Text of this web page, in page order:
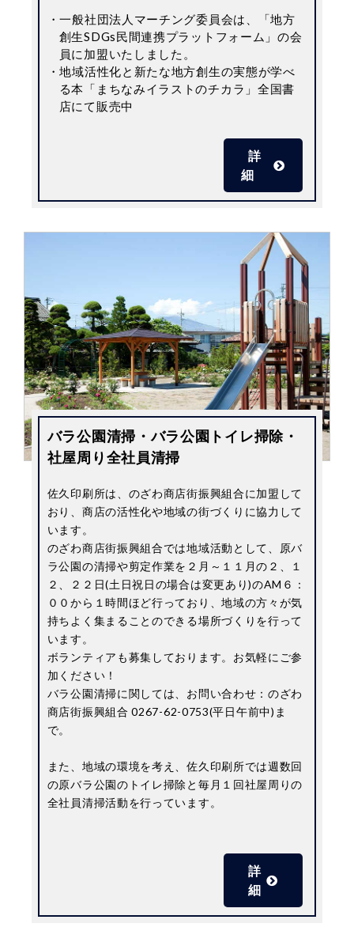
・一般社団法人マーチング委員会は、「地方
創生SDGs民間連携プラットフォーム」の会
員に加盟いたしました。
・地域活性化と新たな地方創生の実態が学べ
る本「まちなみイラストのチカラ」全国書
店にて販売中
詳
細
バラ公園清掃・バラ公園トイレ掃除・
社屋周り全社員清掃
佐久印刷所は、のざわ商店街振興組合に加盟して
おり、商店の活性化や地域の街づくりに協力して
います。
のざわ商店街振興組合では地域活動として、原バ
ラ公園の清掃や剪定作業を２月～１１月の２、１
２、２２日(土日祝日の場合は変更あり)のAM６：
００から１時間ほど行っており、地域の方々が気
持ちよく集まることのできる場所づくりを行って
います。
ボランティアも募集しております。お気軽にご参
加ください！
バラ公園清掃に関しては、お問い合わせ：のざわ
商店街振興組合 0267-62-0753(平日午前中)ま
で。
また、地域の環境を考え、佐久印刷所では週数回
の原バラ公園のトイレ掃除と毎月１回社屋周りの
全社員清掃活動を行っています。
詳
細